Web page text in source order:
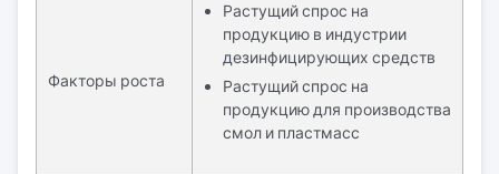
Факторы роста
Растущий спрос на
продукцию в индустрии
дезинфицирующих средств
Растущий спрос на
продукцию для производства
смол и пластмасс